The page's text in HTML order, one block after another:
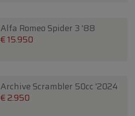
Alfa Romeo Spider 3 '88
€ 15.950
Archive Scrambler 50cc '2024
€ 2.950